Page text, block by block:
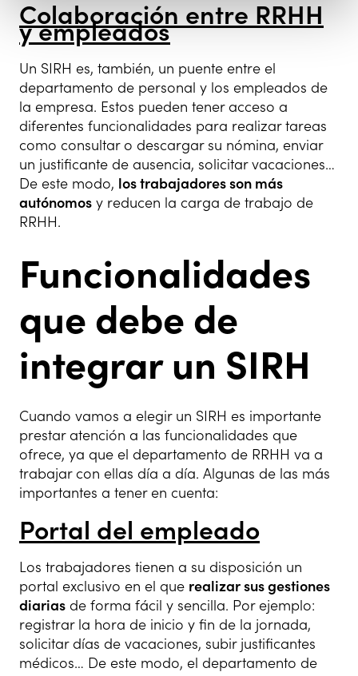
Colaboración entre RRHH
y empleados
Un SIRH es, también, un puente entre el
departamento de personal y los empleados de
la empresa. Estos pueden tener acceso a
diferentes funcionalidades para realizar tareas
como consultar o descargar su nómina, enviar
un justificante de ausencia, solicitar vacaciones…
De este modo, los trabajadores son más
autónomos y reducen la carga de trabajo de
RRHH.
Funcionalidades
que debe de
integrar un SIRH
Cuando vamos a elegir un SIRH es importante
prestar atención a las funcionalidades que
ofrece, ya que el departamento de RRHH va a
trabajar con ellas día a día. Algunas de las más
importantes a tener en cuenta:
Portal del empleado
Los trabajadores tienen a su disposición un
portal exclusivo en el que realizar sus gestiones
diarias de forma fácil y sencilla. Por ejemplo:
registrar la hora de inicio y fin de la jornada,
solicitar días de vacaciones, subir justificantes
médicos… De este modo, el departamento de